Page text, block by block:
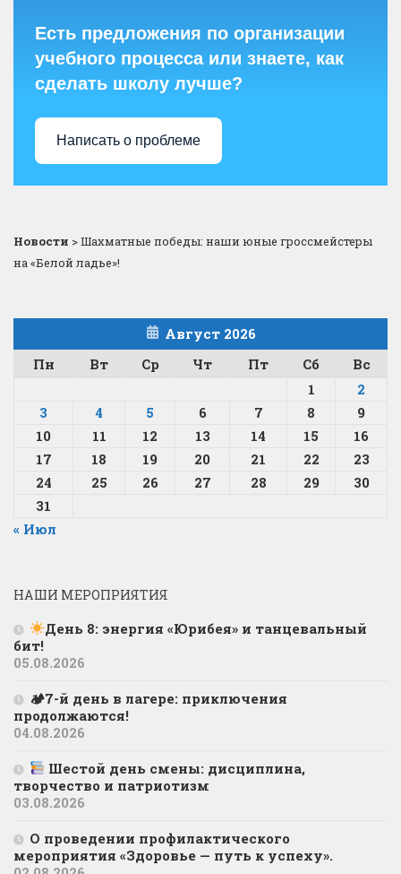
Есть предложения по организации
учебного процесса или знаете, как
сделать школу лучше?
Написать о проблеме
Новости >Шахматные победы: наши юные гроссмейстеры
на «Белой ладье»!
Август 2026
Пн
Вт Ср Чт Пт Сб
Вс
1
2
3
4 5 6 7 8
9
10
11 12 13 14 15
16
17
18 19 20 21 22
23
24
25 26 27 28 29
30
31
« Июл
НАШИ МЕРОПРИЯТИЯ
День 8: энергия «Юрибея» и танцевальный
бит!
05.08.2026
🏕7-й день в лагере: приключения
продолжаются!
04.08.2026
Шестой день смены: дисциплина,
творчество и патриотизм
03.08.2026
О проведении профилактического
мероприятия «Здоровье — путь к успеху».